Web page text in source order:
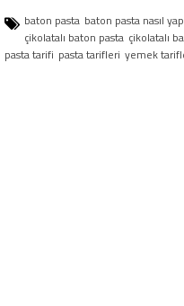
baton pasta baton pasta nasıl
çikolatalı baton pasta çikolatalı
pasta tarifi pasta tarifleri yemek